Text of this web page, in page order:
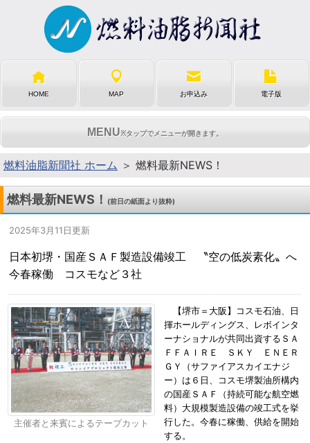
HOME MAP お申込み 電子版
MENU※タップでメニューが開きます。
燃料油脂新聞社 ホーム ＞ 燃料最新NEWS！
燃料最新NEWS！ (前日の紙面より抜粋)
2025年3月11日更新
日本初堺・国産ＳＡＦ製造設備竣工 〝空の低炭素化〟へ
今春稼働 コスモなど３社
主催者と来賓によるテープカット
【堺市＝大阪】コスモ石油、日
揮ホールディングス、レボインタ
ーナショナルが共同出資するＳＡ
ＦＦＡＩＲＥ ＳＫＹ ＥＮＥＲ
ＧＹ（サファイアスカイエナジ
ー）は６日、コスモ堺製油所構内
の国産ＳＡＦ（持続可能な航空燃
料）大規模製造設備の竣工式を挙
行した。今春に稼働、供給を開始
する。